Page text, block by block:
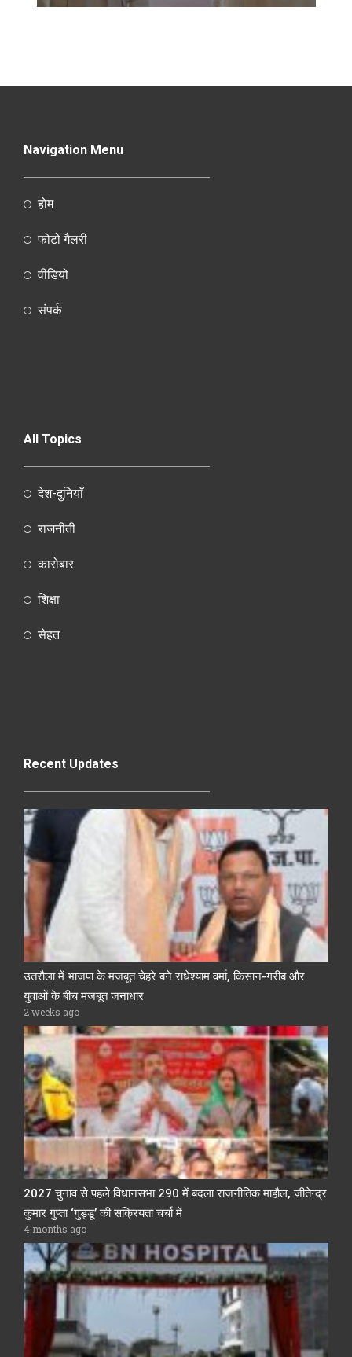
Navigation Menu
होम
फोटो गैलरी
वीडियो
संपर्क
All Topics
देश-दुनियाँ
राजनीती
कारोबार
शिक्षा
सेहत
Recent Updates
उतरौला में भाजपा के मजबूत चेहरे बने राधेश्याम वर्मा, किसान-गरीब और
युवाओं के बीच मजबूत जनाधार
2 weeks ago
2027 चुनाव से पहले विधानसभा 290 में बदला राजनीतिक माहौल, जीतेन्द्र
कुमार गुप्ता ‘गुड्डू’ की सक्रियता चर्चा में
4 months ago